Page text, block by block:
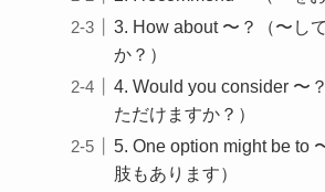
3. How about 〜？（〜し
か？）
4. Would you consider 〜
ただけますか？）
5. One option might be to
肢もあります）